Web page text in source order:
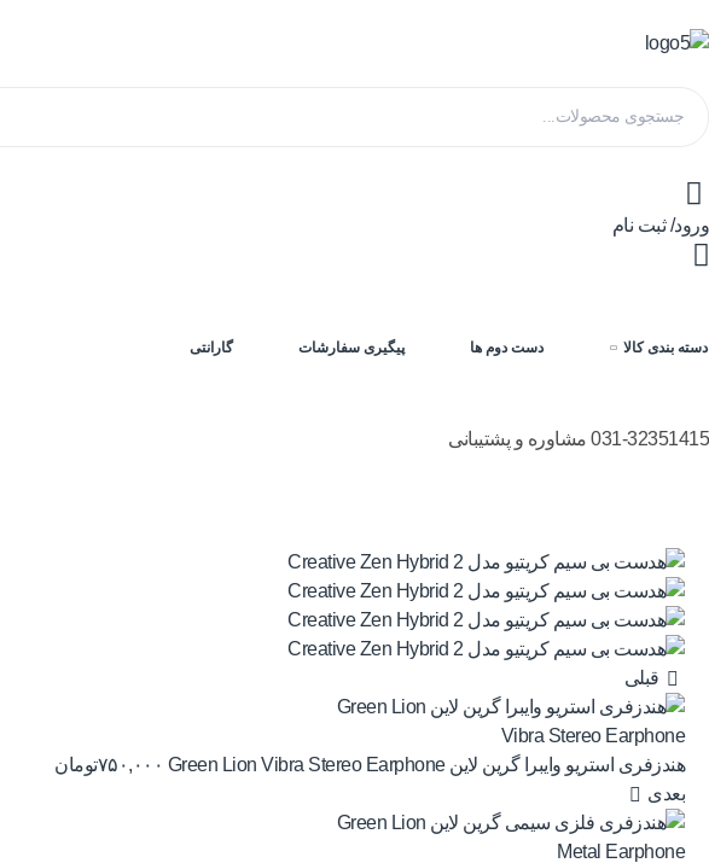
ورود/ ثبت نام
دسته بندی کالا دست دوم ها پیگیری سفارشات گارانتی
031-32351415 مشاوره و پشتیبانی
قبلی
هندزفری استریو وایبرا گرین لاین Green Lion Vibra Stereo Earphone ۷۵۰,۰۰۰تومان
بعدی